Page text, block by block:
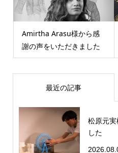
Amirtha Arasu様から感
謝の声をいただきました
最近の記事
松原元
した